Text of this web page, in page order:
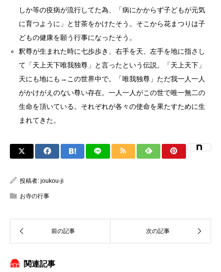
しか等の疫病が流行してた為、「病にかからず子どもが元気
に育つように」と甘茶をかけたそう。そこから花まつりは子
どもの健康を願う行事になったそう。
釈尊が生まれた時に七歩歩き、右手を天、左手を地に指さし
て「天上天下唯我独尊」と言ったという伝説。「天上天下」
天にも地にも→この世界中で。「唯我独尊」ただ我一人一人
がかけがえのない尊い存在。一人一人がこの世で唯一無二の
生命を頂いている。それぞれが各々の使命を果たすために生
まれてきた。
投稿者: joukou-ji
お寺の行事
関連記事